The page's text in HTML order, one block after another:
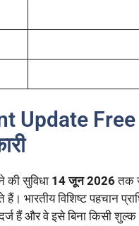
Update Free
सुविधा 14 जून 2026तक
भारतीय विशिष्ट पहचान
हैं और वे इसे बिना किसी